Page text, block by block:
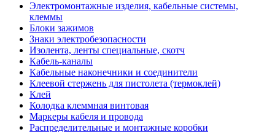
Электромонтажные изделия, кабельные системы,
клеммы
Блоки зажимов
Знаки электробезопасности
Изолента, ленты специальные, скотч
Кабель-каналы
Кабельные наконечники и соединители
Клеевой стержень для пистолета (термоклей)
Клей
Колодка клеммная винтовая
Маркеры кабеля и провода
Распределительные и монтажные коробки